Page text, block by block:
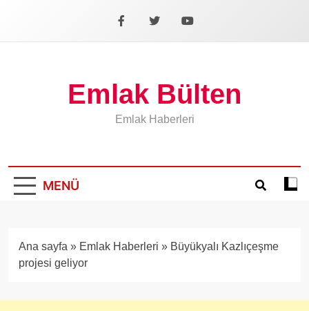
Facebook
X YouTube
Emlak Bülten
Emlak Haberleri
MENÜ
Koyu
Ana sayfa » Emlak Haberleri » Büyükyalı Kazlıçeşme
projesi geliyor